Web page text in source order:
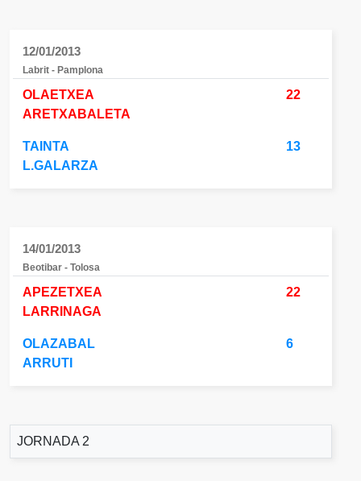
12/01/2013
Labrit - Pamplona
OLAETXEA
ARETXABALETA
22
TAINTA
L.GALARZA
13
14/01/2013
Beotibar - Tolosa
APEZETXEA
LARRINAGA
22
OLAZABAL
ARRUTI
6
JORNADA 2